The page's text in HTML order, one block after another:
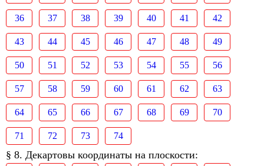
36 37 38 39 40 41 42
43 44 45 46 47 48 49
50 51 52 53 54 55 56
57 58 59 60 61 62 63
64 65 66 67 68 69 70
71 72 73 74
§ 8. Декартовы координаты на плоскости: